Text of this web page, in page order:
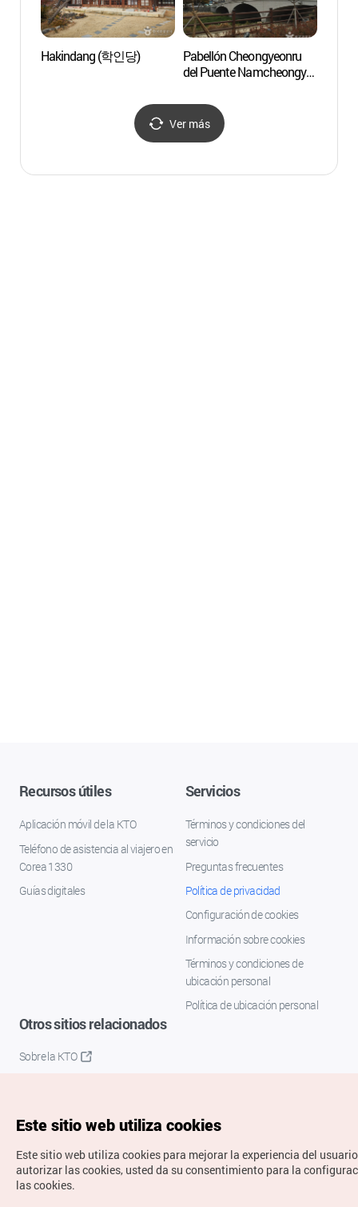
Hakindang (학인당)
Pabellón Cheongyeonru
del Puente Namcheongyo
Ver más
Recursos útiles
Aplicación móvil de la KTO
Teléfono de asistencia al viajero en
Corea 1330
Guías digitales
Servicios
Términos y condiciones del
servicio
Preguntas frecuentes
Política de privacidad
Configuración de cookies
Información sobre cookies
Términos y condiciones de
ubicación personal
Política de ubicación personal
Otros sitios relacionados
Sobre la KTO
Este sitio web utiliza cookies
Este sitio web utiliza cookies para mejorar la experiencia del
autorizar las cookies, usted da su consentimiento para la
las cookies.